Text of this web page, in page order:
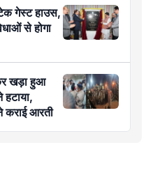
गेस्ट हाउस,
से होगा
खड़ा हुआ
हटाया,
कराई आरती